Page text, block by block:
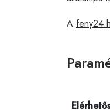
A